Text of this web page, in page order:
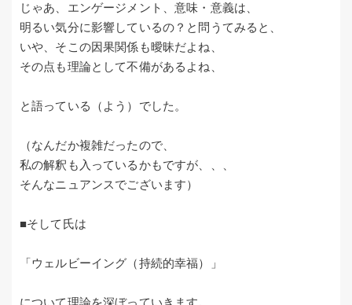
じゃあ、エンゲージメント、意味・意義は、
明るい気分に影響しているの？と問うてみると、
いや、そこの因果関係も曖昧だよね、
その点も理論として不備があるよね、
と語っている（よう）でした。
（なんだか複雑だったので、
私の解釈も入っているかもですが、、、
そんなニュアンスでございます）
■そして氏は
「ウェルビーイング（持続的幸福）」